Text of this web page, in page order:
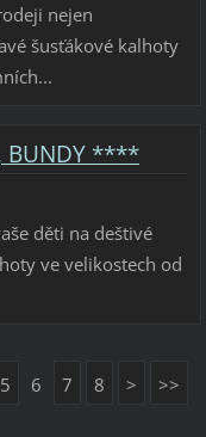
nejen
šusťákové kalhoty
BUNDY ****
děti na deštivé
ve velikostech od
5 6 7 8 > >>